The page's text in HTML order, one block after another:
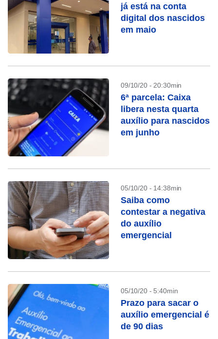
já está na conta
digital dos nascidos
em maio
09/10/20 - 20:30min
6ª parcela: Caixa
libera nesta quarta
auxílio para nascidos
em junho
05/10/20 - 14:38min
Saiba como
contestar a negativa
do auxílio
emergencial
05/10/20 - 5:40min
Prazo para sacar o
auxílio emergencial é
de 90 dias